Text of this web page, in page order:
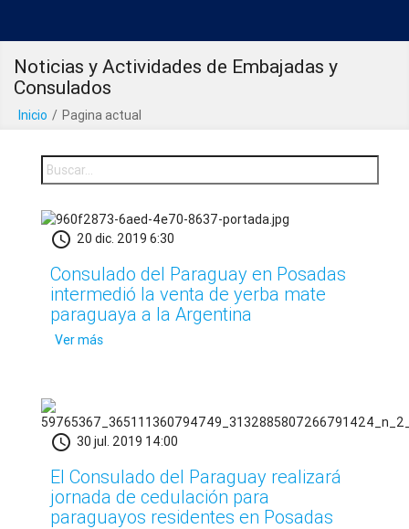
Noticias y Actividades de Embajadas y
Consulados
Inicio / Pagina actual
schedule 20 dic. 2019 6:30
Consulado del Paraguay en Posadas
intermedió la venta de yerba mate
paraguaya a la Argentina
Ver más
schedule 30 jul. 2019 14:00
El Consulado del Paraguay realizará
jornada de cedulación para
paraguayos residentes en Posadas